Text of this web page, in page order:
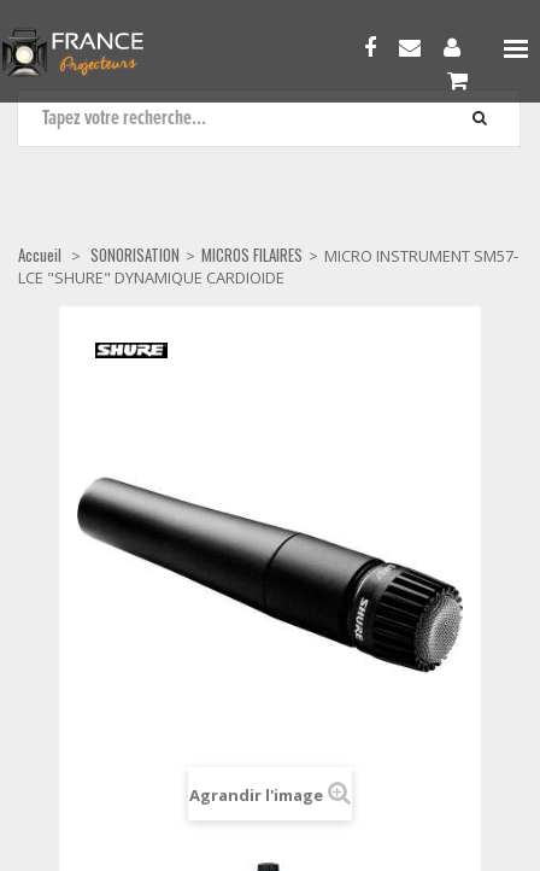
MICROS FILAIRES
Accueil > SONORISATION > MICROS FILAIRES > MICRO INSTRUMENT SM57-
LCE "SHURE" DYNAMIQUE CARDIOIDE
Agrandir l'image